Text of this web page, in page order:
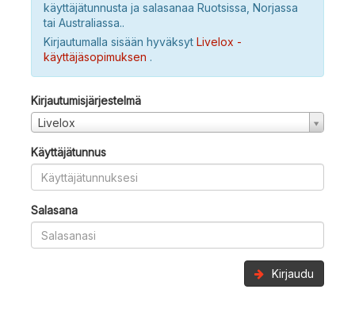
käyttäjätunnusta ja salasanaa Ruotsissa, Norjassa
tai Australiassa..
Kirjautumalla sisään hyväksyt Livelox -
käyttäjäsopimuksen .
Kirjautumisjärjestelmä
Livelox
Käyttäjätunnus
Salasana
Kirjaudu